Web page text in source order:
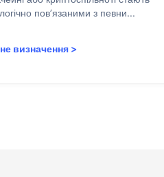
пов’язаними з певни...
визначення>